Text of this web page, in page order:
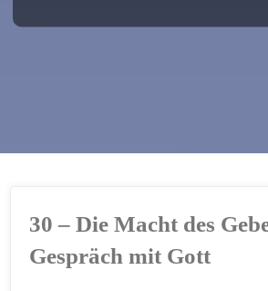
30 – Die Macht des
Gespräch mit Gott